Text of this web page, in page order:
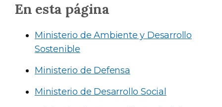
En esta página
Ministerio de Ambiente y Desarrollo
Sostenible
Ministerio de Defensa
Ministerio de Desarrollo Social